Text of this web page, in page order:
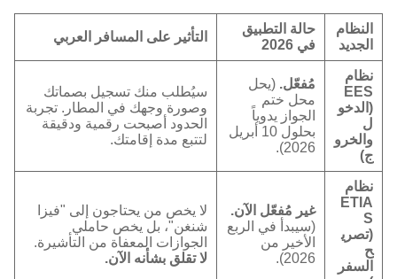
النظام
الجديد
حالة التطبيق
في 2026
التأثير على المسافر العربي
نظام
EES
(الدخو
ل
والخرو
ج)
مُفعّل. (يحل
محل ختم
الجواز يدوياً
بحلول 10 أبريل
2026).
سيُطلب منك تسجيل بصماتك
وصورة وجهك في المطار. تجربة
الحدود أصبحت رقمية ودقيقة
لتتبع مدة إقامتك.
نظام
ETIA
S
(تصري
ح
السفر
غير مُفعّل الآن.
(سيبدأ في الربع
الأخير من
2026).
لا يخص من يحتاجون إلى "فيزا
شنغن"، بل يخص حاملي
الجوازات المعفاة من التأشيرة.
لا تقلق بشأنه الآن.